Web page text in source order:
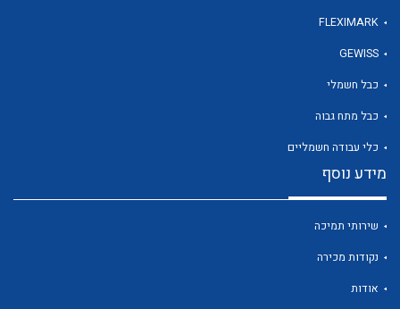
FLEXIMARK
GEWISS
כבל חשמלי
כבל מתח גבוה
כלי עבודה חשמליים
מידע נוסף
שירותי תמיכה
נקודות מכירה
אודות